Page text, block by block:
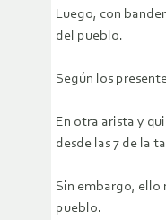
Luego, con
del pueblo.
Según los
En otra arista y
desde las 7 de la
Sin embargo, ello
pueblo.